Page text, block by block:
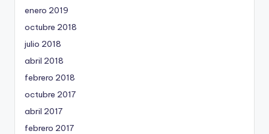
enero 2019
octubre 2018
julio 2018
abril 2018
febrero 2018
octubre 2017
abril 2017
febrero 2017